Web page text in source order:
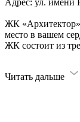
Адрес: ул. имени
ЖК «Архитектор»
место в вашем
ЖК состоит из
Читать дальше